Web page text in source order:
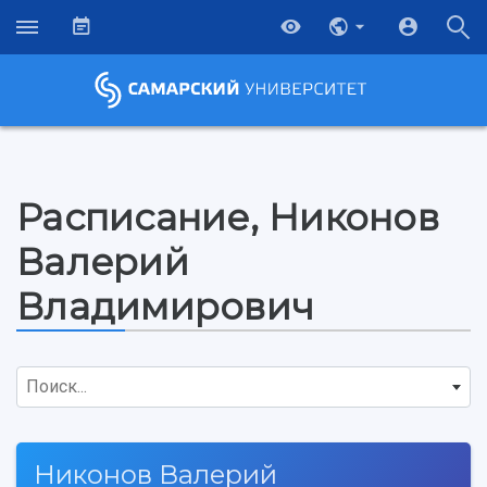
Расписание, Никонов
Валерий
Владимирович
Поиск...
Никонов Валерий